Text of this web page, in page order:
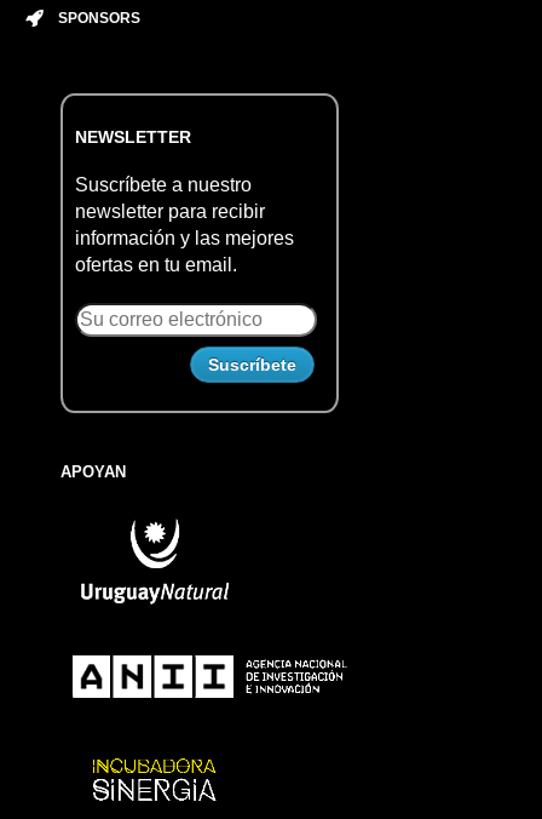
SPONSORS
NEWSLETTER
Suscríbete a nuestro
newsletter para recibir
información y las mejores
ofertas en tu email.
APOYAN